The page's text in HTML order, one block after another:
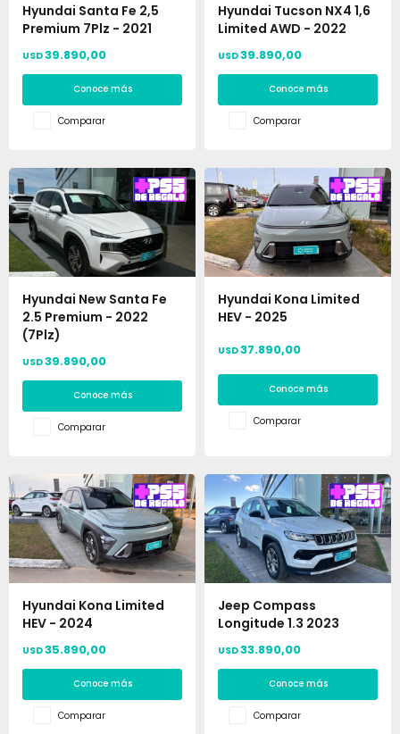
Hyundai Santa Fe 2,5
Premium 7Plz - 2021
USD39.890,00
Conoce más
Comparar
Hyundai Tucson NX4 1,6
Limited AWD - 2022
USD39.890,00
Conoce más
Comparar
Hyundai New Santa Fe
2.5 Premium - 2022
(7Plz)
USD39.890,00
Conoce más
Comparar
Hyundai Kona Limited
HEV - 2025
USD37.890,00
Conoce más
Comparar
Hyundai Kona Limited
HEV - 2024
USD35.890,00
Conoce más
Comparar
Jeep Compass
Longitude 1.3 2023
USD33.890,00
Conoce más
Comparar